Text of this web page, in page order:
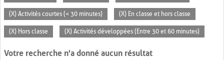
(X) Activités courtes (< 30 minutes) (X) En classe et hors classe
(X) Hors classe (X) Activités développées (Entre 30 et 60 minutes)
Votre recherche n'a donné aucun résultat